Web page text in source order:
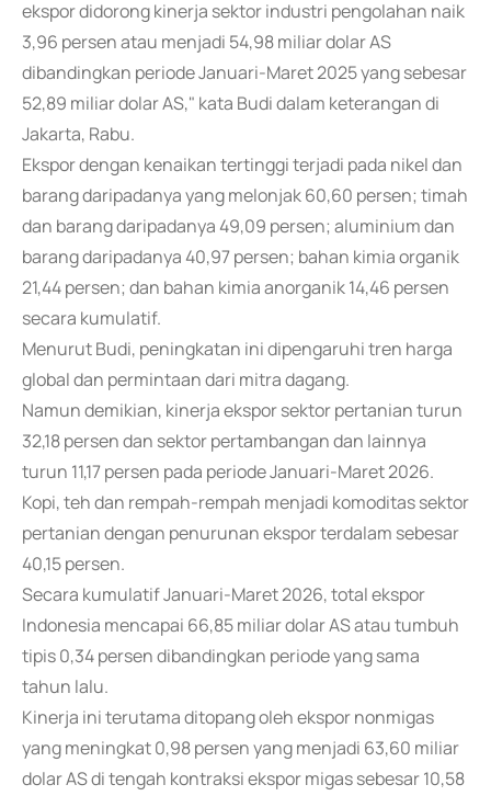
ekspor didorong kinerja sektor industri pengolahan naik
3,96 persen atau menjadi 54,98 miliar dolar AS
dibandingkan periode Januari-Maret 2025 yang sebesar
52,89 miliar dolar AS," kata Budi dalam keterangan di
Jakarta, Rabu.
Ekspor dengan kenaikan tertinggi terjadi pada nikel dan
barang daripadanya yang melonjak 60,60 persen; timah
dan barang daripadanya 49,09 persen; aluminium dan
barang daripadanya 40,97 persen; bahan kimia organik
21,44 persen; dan bahan kimia anorganik 14,46 persen
secara kumulatif.
Menurut Budi, peningkatan ini dipengaruhi tren harga
global dan permintaan dari mitra dagang.
Namun demikian, kinerja ekspor sektor pertanian turun
32,18 persen dan sektor pertambangan dan lainnya
turun 11,17 persen pada periode Januari-Maret 2026.
Kopi, teh dan rempah-rempah menjadi komoditas sektor
pertanian dengan penurunan ekspor terdalam sebesar
40,15 persen.
Secara kumulatif Januari-Maret 2026, total ekspor
Indonesia mencapai 66,85 miliar dolar AS atau tumbuh
tipis 0,34 persen dibandingkan periode yang sama
tahun lalu.
Kinerja ini terutama ditopang oleh ekspor nonmigas
yang meningkat 0,98 persen yang menjadi 63,60 miliar
dolar AS di tengah kontraksi ekspor migas sebesar 10,58